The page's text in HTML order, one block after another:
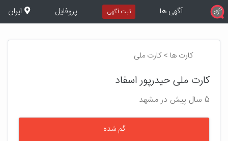
آگهی ها ثبت آگهی پروفایل ایران
کارت ها > کارت ملی
کارت ملی حیدرپور اسفاد
5 سال پیش در مشهد
گم شده